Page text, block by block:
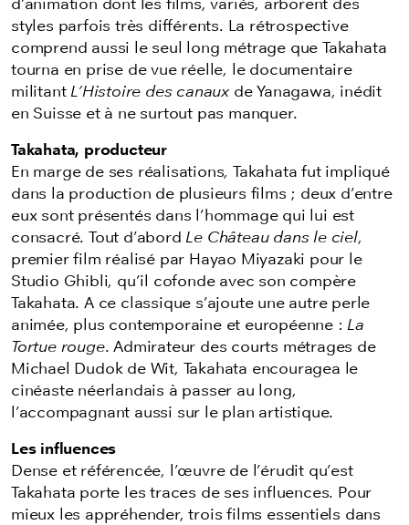
d’animation dont les films, variés, arborent des
styles parfois très différents. La rétrospective
comprend aussi le seul long métrage que Takahata
tourna en prise de vue réelle, le documentaire
militant L’Histoire des canaux de Yanagawa, inédit
en Suisse et à ne surtout pas manquer.
Takahata, producteur
En marge de ses réalisations, Takahata fut impliqué
dans la production de plusieurs films ; deux d’entre
eux sont présentés dans l’hommage qui lui est
consacré. Tout d’abord Le Château dans le ciel,
premier film réalisé par Hayao Miyazaki pour le
Studio Ghibli, qu’il cofonde avec son compère
Takahata. A ce classique s’ajoute une autre perle
animée, plus contemporaine et européenne : La
Tortue rouge. Admirateur des courts métrages de
Michael Dudok de Wit, Takahata encouragea le
cinéaste néerlandais à passer au long,
l’accompagnant aussi sur le plan artistique.
Les influences
Dense et référencée, l’œuvre de l’érudit qu’est
Takahata porte les traces de ses influences. Pour
mieux les appréhender, trois films essentiels dans